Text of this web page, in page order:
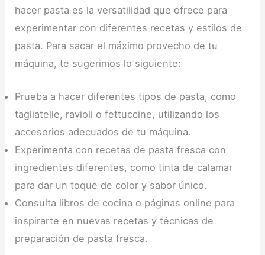
hacer pasta es la versatilidad que ofrece para
experimentar con diferentes recetas y estilos de
pasta. Para sacar el máximo provecho de tu
máquina, te sugerimos lo siguiente:
Prueba a hacer diferentes tipos de pasta, como
tagliatelle, ravioli o fettuccine, utilizando los
accesorios adecuados de tu máquina.
Experimenta con recetas de pasta fresca con
ingredientes diferentes, como tinta de calamar
para dar un toque de color y sabor único.
Consulta libros de cocina o páginas online para
inspirarte en nuevas recetas y técnicas de
preparación de pasta fresca.